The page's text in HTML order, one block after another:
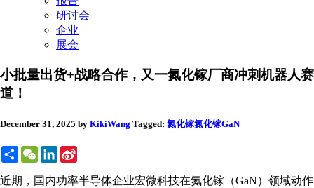
研讨会
企业
展会
小批量出货+战略合作，又一氮化镓厂商冲刺机器人赛
道！
December 31, 2025 by KikiWang Tagged: 氮化镓氮化镓GaN
ShareWeChatLinkedIn
近期，国内功率半导体企业宏微科技在氮化镓（GaN）领域动作